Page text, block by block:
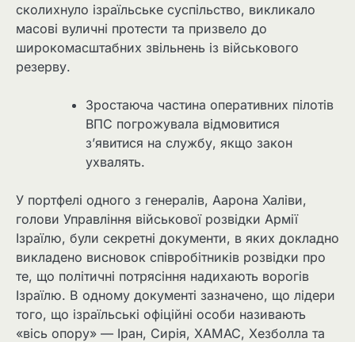
сколихнуло ізраїльське суспільство, викликало
масові вуличні протести та призвело до
широкомасштабних звільнень із військового
резерву.
Зростаюча частина оперативних пілотів
ВПС погрожувала відмовитися
з’явитися на службу, якщо закон
ухвалять.
У портфелі одного з генералів, Аарона Халіви,
голови Управління військової розвідки Армії
Ізраїлю, були секретні документи, в яких докладно
викладено висновок співробітників розвідки про
те, що політичні потрясіння надихають ворогів
Ізраїлю. В одному документі зазначено, що лідери
того, що ізраїльські офіційні особи називають
«вісь опору» — Іран, Сирія, ХАМАС, Хезболла та